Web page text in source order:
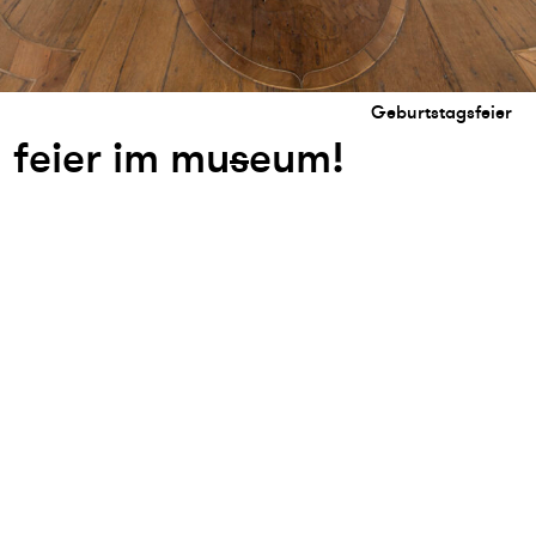
Geburtstagsfeier
feier im museum!